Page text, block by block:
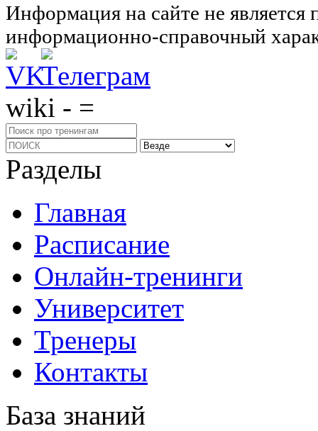
Информация на сайте не
информационно-справочный
wiki - =
Разделы
Главная
Расписание
Онлайн-тренинги
Университет
Тренеры
Контакты
База знаний